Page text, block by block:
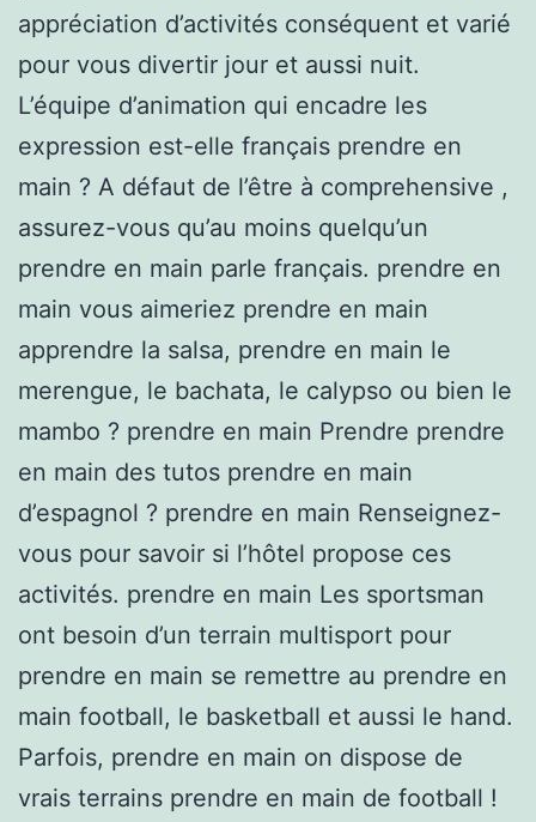
appréciation d’activités conséquent et varié
pour vous divertir jour et aussi nuit.
L’équipe d’animation qui encadre les
expression est-elle français prendre en
main ? A défaut de l’être à comprehensive ,
assurez-vous qu’au moins quelqu’un
prendre en main parle français. prendre en
main vous aimeriez prendre en main
apprendre la salsa, prendre en main le
merengue, le bachata, le calypso ou bien le
mambo ? prendre en main Prendre prendre
en main des tutos prendre en main
d’espagnol ? prendre en main Renseignez-
vous pour savoir si l’hôtel propose ces
activités. prendre en main Les sportsman
ont besoin d’un terrain multisport pour
prendre en main se remettre au prendre en
main football, le basketball et aussi le hand.
Parfois, prendre en main on dispose de
vrais terrains prendre en main de football !